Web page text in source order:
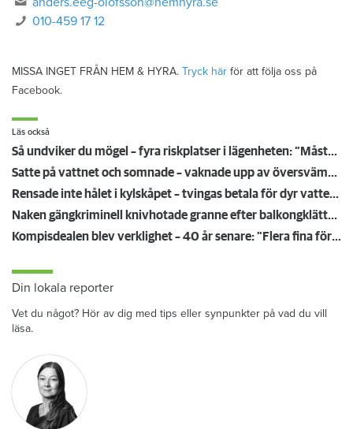
010-459 17 12
MISSA INGET FRÅN HEM & HYRA. Tryck här för att följa oss på
Facebook.
Läs också
Så undviker du mögel – fyra riskplatser i lägenheten: ”Måste städa bort”
Satte på vattnet och somnade – vaknade upp av översvämning hos grannen
Rensade inte hålet i kylskåpet – tvingas betala för dyr vattenskada
Naken gängkriminell knivhotade granne efter balkongklättring
Kompisdealen blev verklighet – 40 år senare: "Flera fina fördelar med att dela bostad"
Din lokala reporter
Vet du något? Hör av dig med tips eller synpunkter på vad du vill
läsa.